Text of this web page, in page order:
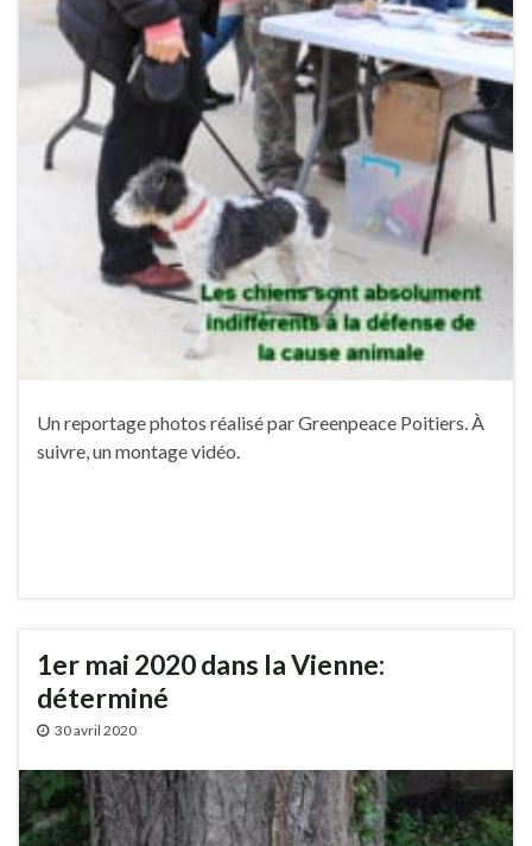
Un reportage photos réalisé par Greenpeace Poitiers. À
suivre, un montage vidéo.
1er mai 2020 dans la Vienne:
déterminé
30 avril 2020